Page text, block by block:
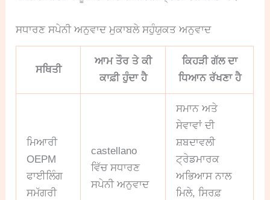
ਸਧਾਰਣ ਸਪੇਨੀ ਅਨੁਵਾਦ ਮੁਕਾਬਲੇ ਸਹੁੰਯੁਕਤ ਅਨੁਵਾਦ
ਸਥਿਤੀ
ਆਮ ਤੌਰ ਤੇ ਕੀ
ਕਾਫ਼ੀ ਹੁੰਦਾ ਹੈ
ਕਿਹੜੀ ਗੱਲ ਦਾ
ਧਿਆਨ ਰੱਖਣਾ ਹੈ
ਮਿਆਰੀ
OEPM
ਫਾਈਲਿੰਗ
ਸਮੱਗਰੀ
castellano
ਵਿੱਚ ਸਧਾਰਣ
ਸਪੇਨੀ ਅਨੁਵਾਦ
ਸਮਾਨ ਅਤੇ
ਸੇਵਾਵਾਂ ਦੀ
ਸ਼ਬਦਾਵਲੀ
ਟ੍ਰੇਡਮਾਰਕ
ਅਭਿਆਸ ਨਾਲ
ਮਿਲੇ, ਸਿਰਫ਼